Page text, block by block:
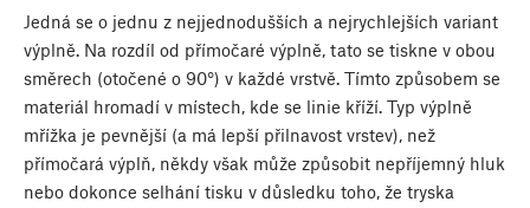
Jedná se o jednu z nejjednodušších a nejrychlejších variant
výplně. Na rozdíl od přímočaré výplně, tato se tiskne v obou
směrech (otočené o 90°) v každé vrstvě. Tímto způsobem se
materiál hromadí v místech, kde se linie kříží. Typ výplně
mřížka je pevnější (a má lepší přilnavost vrstev), než
přímočará výplň, někdy však může způsobit nepříjemný hluk
nebo dokonce selhání tisku v důsledku toho, že tryska